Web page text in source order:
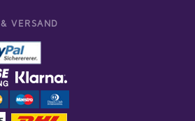
& VERSAND